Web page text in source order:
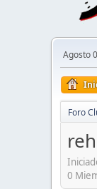
Agosto
Foro
0